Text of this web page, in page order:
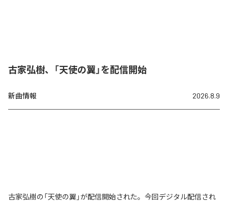
古家弘樹、「天使の翼」を配信開始
新曲情報 2026.8.9
古家弘樹の「天使の翼」が配信開始された。今回デジタル配信され